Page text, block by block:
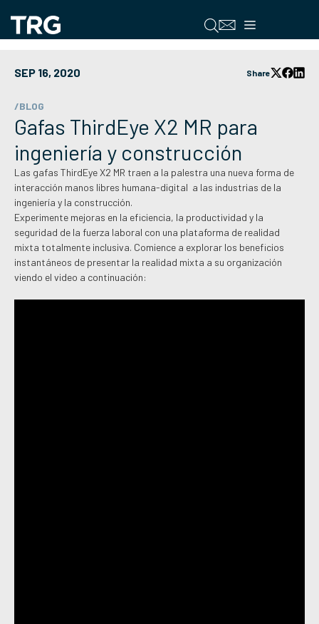
contenido
Menú
SEP 16, 2020 Share
/BLOG
Gafas ThirdEye X2 MR para
ingeniería y construcción
Las gafas ThirdEye X2 MR traen a la palestra una nueva forma de
interacción manos libres humana-digital a las industrias de la
ingeniería y la construcción.
Experimente mejoras en la eficiencia, la productividad y la
seguridad de la fuerza laboral con una plataforma de realidad
mixta totalmente inclusiva. Comience a explorar los beneficios
instantáneos de presentar la realidad mixta a su organización
viendo el video a continuación: